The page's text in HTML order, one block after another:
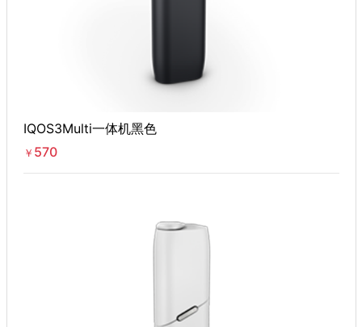
IQOS3Multi一体机黑色
￥ 570